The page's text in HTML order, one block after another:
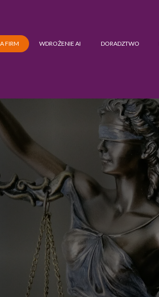
FIRM WDROŻENIE AI DORADZTWO